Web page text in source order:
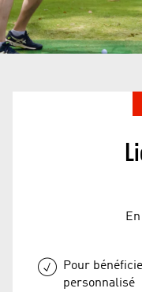
Pour
personnalisé